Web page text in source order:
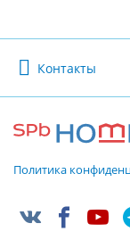
Контакты
Политика